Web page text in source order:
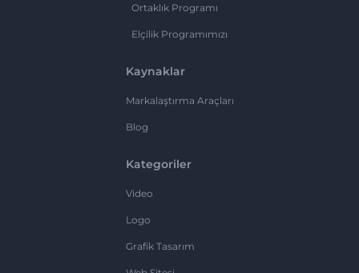
Ortaklık Programı
Elçilik Programımızı
Kaynaklar
Markalaştırma Araçları
Blog
Kategoriler
Video
Logo
Grafik Tasarım